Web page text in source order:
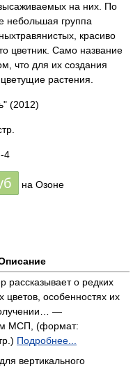
на них. По
небольшая группа
красиво
цветник. Само название
что для их создания
растения.
(2012)
4
на Озоне
рассказывает о редких
цветов, особенностях их
—
МСП, (формат:
Подробнее...
вертикального